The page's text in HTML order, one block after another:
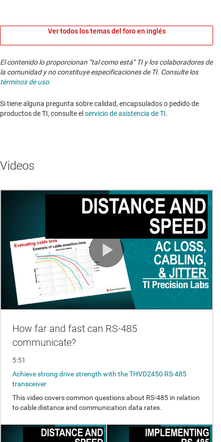
Ver todos los temas del foro en inglés
El contenido lo proporcionan “tal como está” TI y los colaboradores de
la comunidad y no constituye especificaciones de TI. Consulte los
términos de uso.
Si tiene alguna pregunta sobre calidad, encapsulados o pedido de
productos de TI, consulte el servicio de asistencia de TI. ​​​​​​​​​​​​​​
Videos